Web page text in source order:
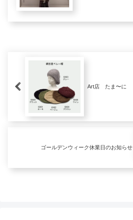
Art店 たま〜に
ゴールデンウィーク休業日のお知らせ